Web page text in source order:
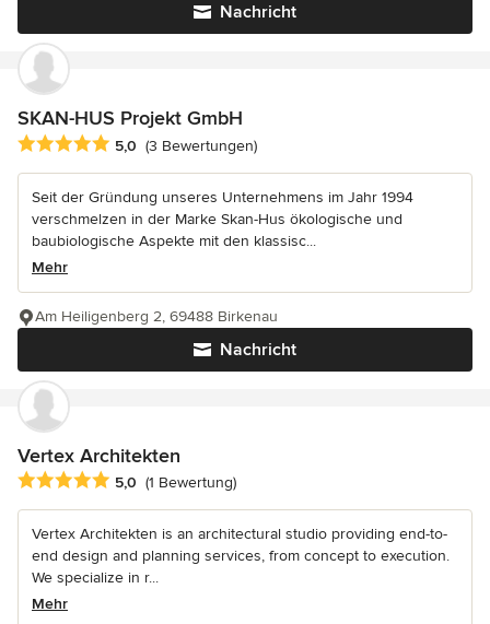
Nachricht
SKAN-HUS Projekt GmbH
Durchschnittliche Bewertung: 5 von 5 Sternen
5,0 (3 Bewertungen)
Seit der Gründung unseres Unternehmens im Jahr 1994
verschmelzen in der Marke Skan-Hus ökologische und
baubiologische Aspekte mit den klassisc...
Mehr
Nachricht
Am Heiligenberg 2, 69488 Birkenau
Vertex Architekten
Durchschnittliche Bewertung: 5 von 5 Sternen
5,0 (1 Bewertung)
Vertex Architekten is an architectural studio providing end-to-
end design and planning services, from concept to execution.
We specialize in r...
Mehr